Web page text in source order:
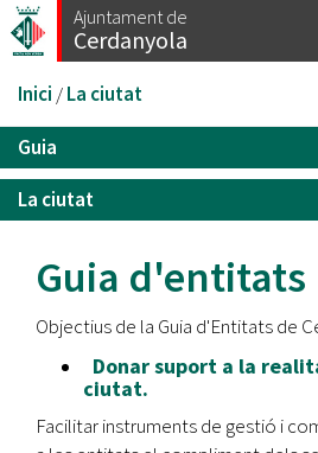
Vés
al
Ajuntament de
Cerdanyola
Esteu
aquí
Inici /La ciutat
Guia
La ciutat
Guia d'entitats
Objectius de la Guia d'Entitats de
Donar suport a la
ciutat.
Facilitar instruments de gestió i